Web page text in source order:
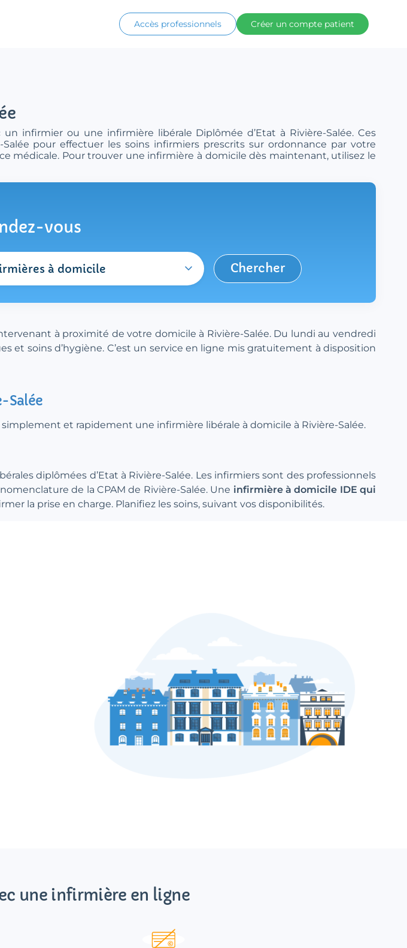
Accès professionnels Créer un compte patient
infirmier ou une infirmière libérale Diplômée d’Etat à Rivière-Salée. Ces
pour effectuer les soins infirmiers prescrits sur ordonnance par votre
médicale. Pour trouver une infirmière à domicile dès maintenant, utilisez le
vous
à domicile Chercher
à proximité de votre domicile à Rivière-Salée. Du lundi au vendredi
et soins d’hygiène. C’est un service en ligne mis gratuitement à disposition
Salée
et rapidement une infirmière libérale à domicile à Rivière-Salée.
diplômées d’Etat à Rivière-Salée. Les infirmiers sont des professionnels
de la CPAM de Rivière-Salée. Une infirmière à domicile IDE qui
la prise en charge. Planifiez les soins, suivant vos disponibilités.
une infirmière en ligne